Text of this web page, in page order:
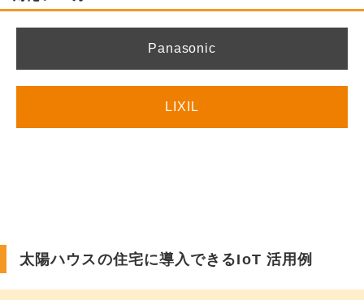
Panasonic
LIXIL
太陽ハウスの住宅に導入できるIoT 活用例